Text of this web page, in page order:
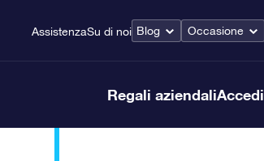
AssistenzaSu di noi Blog Occasione
Regali aziendaliAccedi